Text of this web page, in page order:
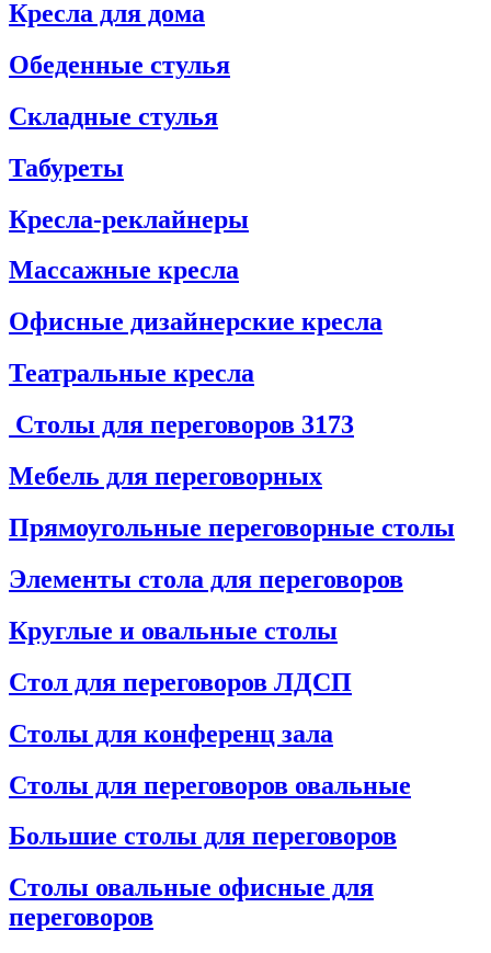
Кресла для дома
Обеденные стулья
Складные стулья
Табуреты
Кресла-реклайнеры
Массажные кресла
Офисные дизайнерские кресла
Театральные кресла
Столы для переговоров 3173
Мебель для переговорных
Прямоугольные переговорные столы
Элементы стола для переговоров
Круглые и овальные столы
Стол для переговоров ЛДСП
Столы для конференц зала
Столы для переговоров овальные
Большие столы для переговоров
Столы овальные офисные для
переговоров